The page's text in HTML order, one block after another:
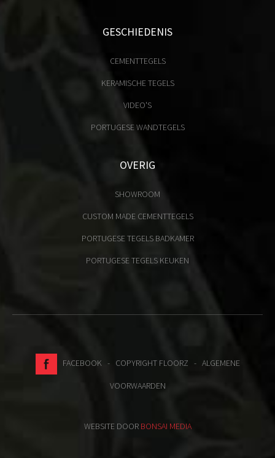
GESCHIEDENIS
CEMENTTEGELS
KERAMISCHE TEGELS
VIDEO'S
PORTUGESE WANDTEGELS
OVERIG
SHOWROOM
CUSTOM MADE CEMENTTEGELS
PORTUGESE TEGELS BADKAMER
PORTUGESE TEGELS KEUKEN
FACEBOOK- COPYRIGHT FLOORZ - ALGEMENE
VOORWAARDEN
WEBSITE DOOR BONSAI MEDIA